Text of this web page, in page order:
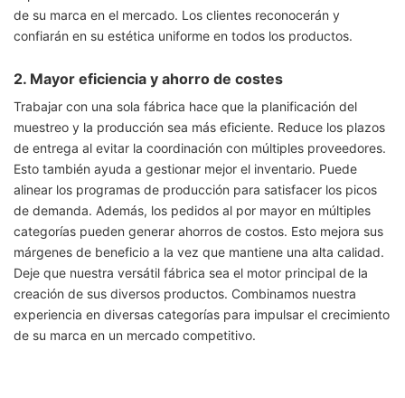
de su marca en el mercado. Los clientes reconocerán y
confiarán en su estética uniforme en todos los productos.
2. Mayor eficiencia y ahorro de costes
Trabajar con una sola fábrica hace que la planificación del
muestreo y la producción sea más eficiente. Reduce los plazos
de entrega al evitar la coordinación con múltiples proveedores.
Esto también ayuda a gestionar mejor el inventario. Puede
alinear los programas de producción para satisfacer los picos
de demanda. Además, los pedidos al por mayor en múltiples
categorías pueden generar ahorros de costos. Esto mejora sus
márgenes de beneficio a la vez que mantiene una alta calidad.
Deje que nuestra versátil fábrica sea el motor principal de la
creación de sus diversos productos. Combinamos nuestra
experiencia en diversas categorías para impulsar el crecimiento
de su marca en un mercado competitivo.